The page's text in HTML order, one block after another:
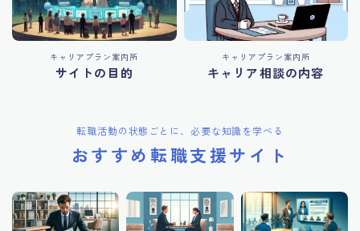
キャリアプラン案内所
サイトの目的
キャリアプラン案内所
キャリア相談の内容
転職活動の状態ごとに、必要な知識を学べる
おすすめ転職支援サイト